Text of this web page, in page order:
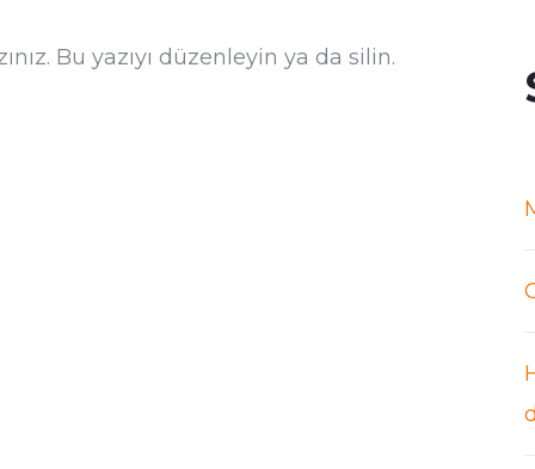
Bu yazıyı düzenleyin ya da silin.